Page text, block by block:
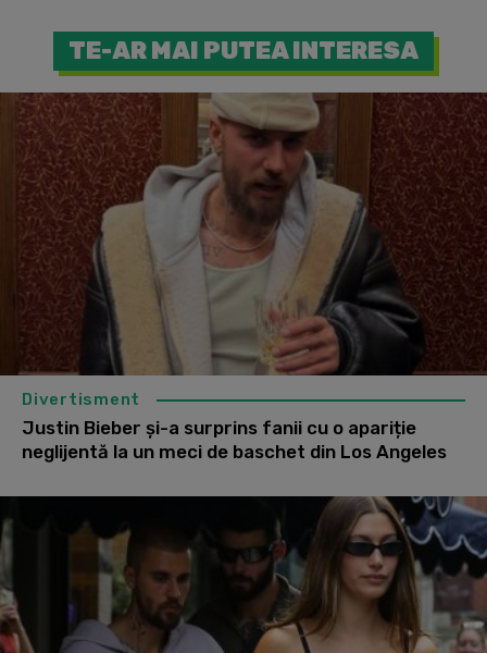
TE-AR MAI PUTEA INTERESA
Divertisment
Justin Bieber și-a surprins fanii cu o apariție
neglijentă la un meci de baschet din Los Angeles